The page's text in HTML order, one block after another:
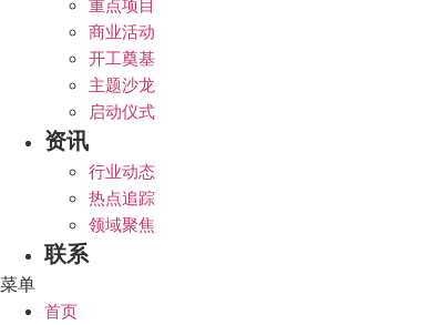
重点项目
商业活动
开工奠基
主题沙龙
启动仪式
资讯
行业动态
热点追踪
领域聚焦
联系
菜单
首页